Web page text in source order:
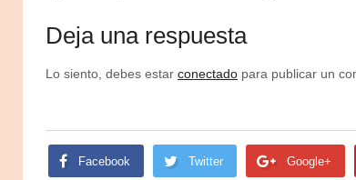
Deja una respuesta
Lo siento, debes estar conectado para publicar un
Facebook Twitter Google+